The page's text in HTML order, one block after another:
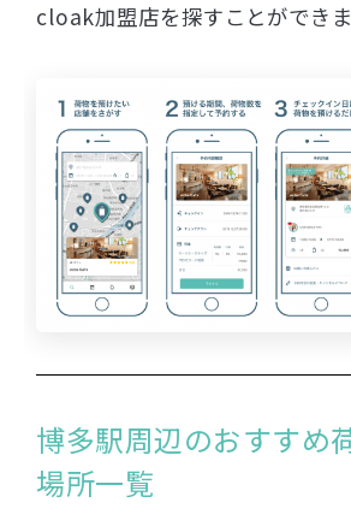
cloak加盟店を探すことができま
博多駅周辺のおすすめ
場所一覧